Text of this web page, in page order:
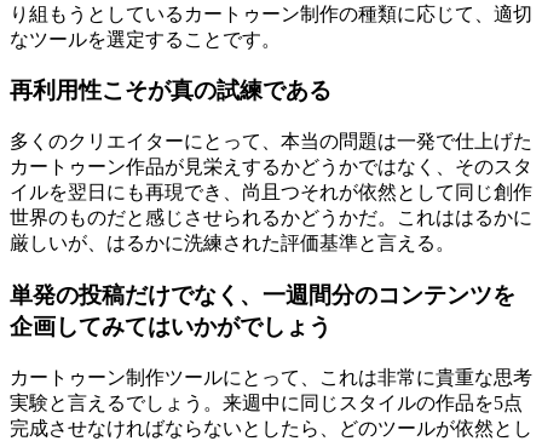
り組もうとしているカートゥーン制作の種類に応じて、適切
なツールを選定することです。
再利用性こそが真の試練である
多くのクリエイターにとって、本当の問題は一発で仕上げた
カートゥーン作品が見栄えするかどうかではなく、そのスタ
イルを翌日にも再現でき、尚且つそれが依然として同じ創作
世界のものだと感じさせられるかどうかだ。これははるかに
厳しいが、はるかに洗練された評価基準と言える。
単発の投稿だけでなく、一週間分のコンテンツを
企画してみてはいかがでしょう
カートゥーン制作ツールにとって、これは非常に貴重な思考
実験と言えるでしょう。来週中に同じスタイルの作品を5点
完成させなければならないとしたら、どのツールが依然とし